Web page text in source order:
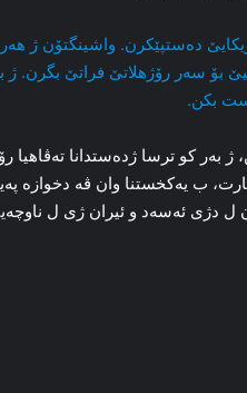
ده‌ستپێکرن. واشینگتۆن ژ هه‌ر
بۆ سه‌ر رۆژهلاتێ فراتێ بگرن.
بکن.
کو ترسا ژده‌ستدانا ته‌ڤاهیا
ب یه‌کخستنا وان ڤه‌ دخوازه‌
ل دژی ئه‌سه‌د و ئیران ژی ل